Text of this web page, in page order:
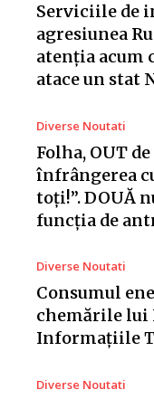
Serviciile de
agresiunea
atenția acum
atace un stat
Diverse Noutati
Folha, OUT
înfrângerea
toți!”. DOUĂ
funcția de
Diverse Noutati
Consumul
chemările lui
Informațiile
Diverse Noutati